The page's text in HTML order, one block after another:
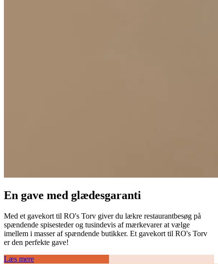
En gave med glædesgaranti
Med et gavekort til RO's Torv giver du lækre restaurantbesøg på
spændende spisesteder og tusindevis af mærkevarer at vælge
imellem i masser af spændende butikker. Et gavekort til RO's Torv
er den perfekte gave!
Læs mere